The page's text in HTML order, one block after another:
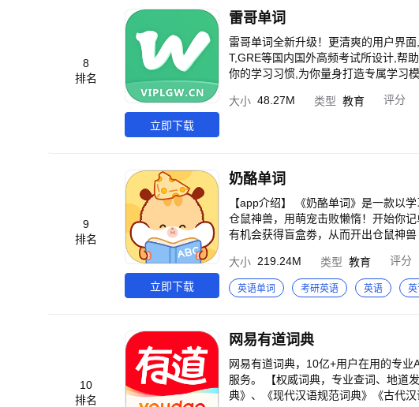
8
排名
立即下载
雷哥单词
雷哥单词全新升级！更清爽的用户界
T,GRE等国内国外高频考试所设计,帮
你的学习习惯,为你量身打造专属学习
汇一网打尽。权威必备词典,丰富核心词包,让你轻松学英语,轻
听泛听一次搞定,让你练听力,磨耳朵,
提不高？ 【单词记忆】：新增艾宾浩斯分组记忆增强版背词模式,更多同学备考首选记忆模式,生词智能推荐、科学复习
模式,单词牢固记忆,让你背单词与转头就忘划清界限。 【课程集合】原社区与商城
T、GRE、托福、雅思、考研和四六
可及,按需自取,成绩提高轻松写意； 【求职考证】新增实习求职、考证资讯两大模块,针对出国留学用户提供国内国外
的信息。 【词库升级】：覆盖小初高词汇、四六级核心、考研核心、雅思必备、托福核心、新概念英语、专四专八专
业英语、GRE3000和GMAT红宝书等一系列专业词包,更
到自己已学已背已记忆的单词,学习数
单词助力你的英语学习,让你的单词储
雅思托福GRE等各类核心单词统统拿
大小 48.27M 类型 教育 评分
9
排名
立即下载
奶酪单词
【app介绍】 《奶酪单词》是一款以
仓鼠神兽，用萌宠击败懒惰！开始你记单词的自律之旅吧！ 【app趣味】 ●通
有机会获得盲盒劵，从而开出仓鼠神
特定活动任务或触发隐藏的彩蛋后才可获得 【app特性】 ●高效率：轻松解决一词多义，且多重必考词义
效率背单词 ●高颜值：页面可爱耐看
句，可以在情景中记单词，跟着声音
习，萌鼠每日上线提醒你打卡 ●海量
你挑选，让学习更舒心 【写在最后】 你在使用产品过程中，如遇到任何问题或意见，请通过以下方式联系我们，让我
们解决与完善~ 官方邮箱：
大小 219.24M 类型 教育 评分
英语单词 考研英语 英语
10
排名
网易有道词典
网易有道词典，10亿+用户在用的专
服务。 【权威词典，专业查词、地道发音】 ·覆盖《全新牛津词典》《新牛津英汉双解大词典第2版》《韦氏大学英语词典》《柯林斯高级英汉双解大词典》《世纪汉英大词典》、《韩中大词典》《中韩大词
典》、《现代汉语规范词典》《古代